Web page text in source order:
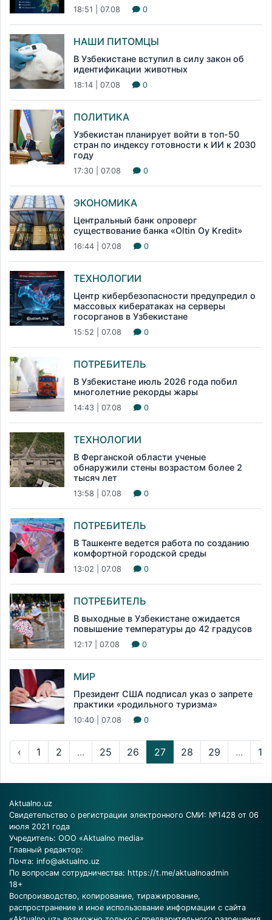
18:51 | 07.08 0
НАШИ ПИТОМЦЫ
В Узбекистане вступил в силу закон об
идентификации животных
18:14 | 07.08 0
ПОЛИТИКА
Узбекистан планирует войти в топ-50
стран по индексу готовности к ИИ к 2030
году
17:30 | 07.08 0
ЭКОНОМИКА
Центральный банк опроверг
существование банка «Oltin Oy Kredit»
16:44 | 07.08 0
ТЕХНОЛОГИИ
Центр кибербезопасности предупредил о
массовых кибератаках на серверы
госорганов в Узбекистане
15:52 | 07.08 0
ПОТРЕБИТЕЛЬ
В Узбекистане июль 2026 года побил
многолетние рекорды жары
14:43 | 07.08 0
ТЕХНОЛОГИИ
В Ферганской области ученые
обнаружили стены возрастом более 2
тысяч лет
13:58 | 07.08 0
ПОТРЕБИТЕЛЬ
В Ташкенте ведется работа по созданию
комфортной городской среды
13:02 | 07.08 0
ПОТРЕБИТЕЛЬ
В выходные в Узбекистане ожидается
повышение температуры до 42 градусов
12:17 | 07.08 0
МИР
Президент США подписал указ о запрете
практики «родильного туризма»
10:40 | 07.08 0
‹ 1 2 ... 25 26 27 28 29 ...
Aktualno.uz
Свидетельство о регистрации электронного СМИ: №1428 от 06
июля 2021 года
Учредитель: ООО «Aktualno media»
Главный редактор:
Почта: info@aktualno.uz
По вопросам сотрудничества: https://t.me/aktualnoadmin
18+
Воспроизводство, копирование, тиражирование,
распространение и иное использование информации с сайта